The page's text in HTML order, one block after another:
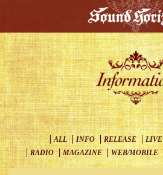
ALL INFO RELEASE LIVE
RADIO
MAGAZINE WEB/MOBILE